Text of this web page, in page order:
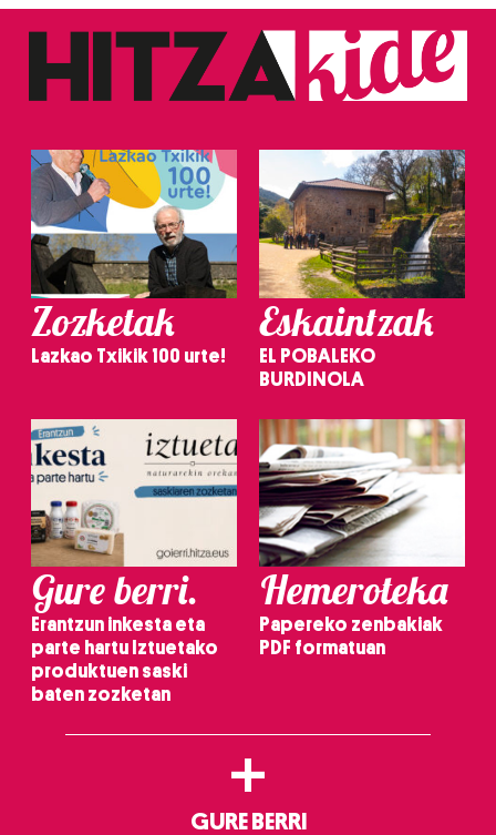
Zozketak
Lazkao Txikik 100 urte!
Eskaintzak
EL POBALEKO
BURDINOLA
Gure berri.
Erantzun inkesta eta
parte hartu Iztuetako
produktuen saski
baten zozketan
Hemeroteka
Papereko zenbakiak
PDF formatuan
+
GURE BERRI